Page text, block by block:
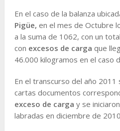
En el caso de la balanza
Pigüe, en el mes de Octubre
a la suma de 1062, con un
con excesos de carga que
46.000 kilogramos en el caso
En el transcurso del año 2011
cartas documentos
exceso de carga y se
labradas en diciembre de